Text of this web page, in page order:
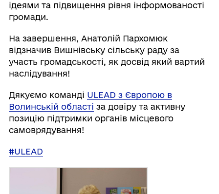
ідеями та підвищення рівня інформованості
громади.
На завершення, Анатолій Пархомюк
відзначив Вишнівську сільську раду за
участь громадськості, як досвід який вартий
наслідування!
Дякуємо команді ULEAD з Європою в
Волинській області за довіру та активну
позицію підтримки органів місцевого
самоврядування!
#ULEAD